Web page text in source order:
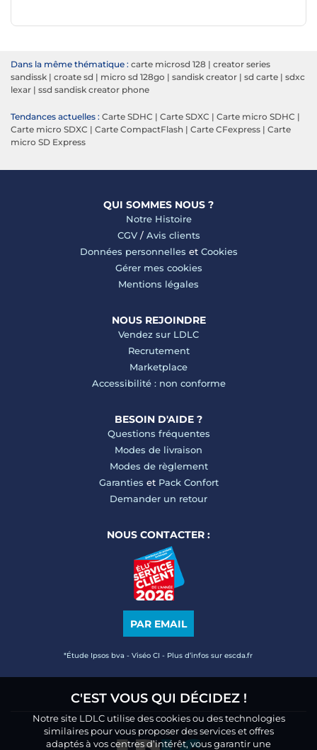
Dans la même thématique : carte microsd 128 | creator series
sandissk | croate sd | micro sd 128go | sandisk creator | sd carte | sdxc
lexar | ssd sandisk creator phone
Tendances actuelles : Carte SDHC | Carte SDXC | Carte micro SDHC |
Carte micro SDXC | Carte CompactFlash | Carte CFexpress | Carte
micro SD Express
QUI SOMMES NOUS ?
Notre Histoire
CGV/ Avis clients
Données personnelles et Cookies
Gérer mes cookies
Mentions légales
NOUS REJOINDRE
Vendez sur LDLC
Recrutement
Marketplace
Accessibilité : non conforme
BESOIN D'AIDE ?
Questions fréquentes
Modes de livraison
Modes de règlement
Garanties et Pack Confort
Demander un retour
NOUS CONTACTER :
PAR EMAIL
*Étude Ipsos bva - Viséo CI - Plus d’infos sur escda.fr
C'EST VOUS QUI DÉCIDEZ !
Notre site LDLC utilise des cookies ou des technologies
similaires pour vous proposer des services et offres
adaptés à vos centres d’intérêt, vous garantir une